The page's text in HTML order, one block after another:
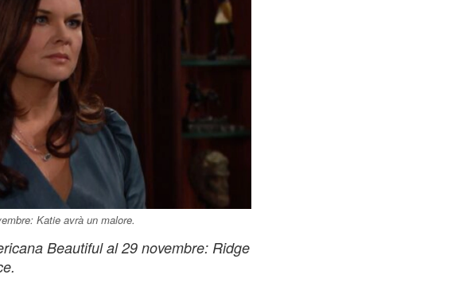
Katie avrà un malore.
Beautiful al 29 novembre: Ridge